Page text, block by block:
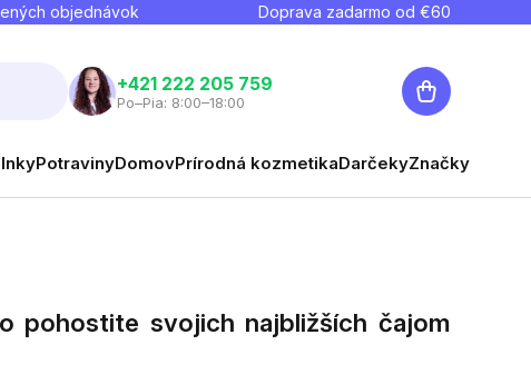
objednávok Doprava zadarmo od €60
+421 222 205 759
Po–Pia: 8:00–18:00
Nákupný
košík
PotravinyDomovPrírodná kozmetikaDarčekyZnačky
pohostite svojich najbližších čajom